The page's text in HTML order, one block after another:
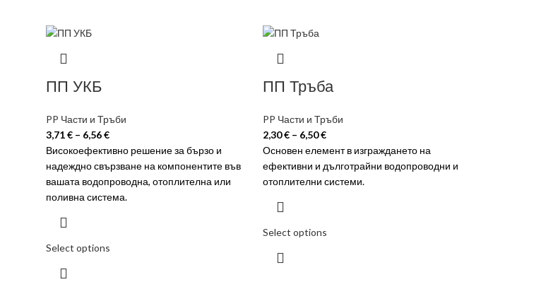
ПП УКБ
PP Части и Тръби
3,71€ – 6,56€
Високоефективно решение за бързо и
надеждно свързване на компонентите във
вашата водопроводна, отоплителна или
поливна система.
Select options
ПП Тръба
PP Части и Тръби
2,30€ – 6,50€
Основен елемент в изграждането на
ефективни и дълготрайни водопроводни и
отоплителни системи.
Select options